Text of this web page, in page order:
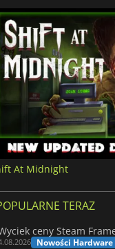
At Midnight
TERAZ
Nowości Hardware